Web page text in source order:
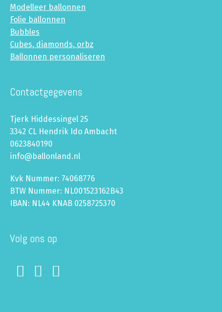
Modelleer ballonnen
Folie ballonnen
Bubbles
Cubes, diamonds, orbz
Ballonnen personaliseren
Contactgegevens
Tjerk Hiddessingel 25
3342 CL Hendrik Ido Ambacht
0623840190
info@ballonland.nl
Kvk Nummer: 74068776
BTW Nummer: NL001523162B43
IBAN: NL44 KNAB 0258725370
Volg ons op